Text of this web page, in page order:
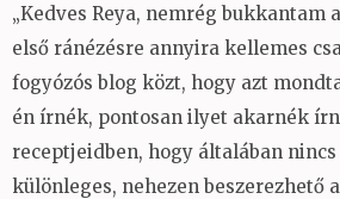
„Kedves Reya, nemrég bukkantam
első ránézésre annyira kellemes
fogyózós blog közt, hogy azt
én írnék, pontosan ilyet akarnék
receptjeidben, hogy általában
különleges, nehezen beszerezhető